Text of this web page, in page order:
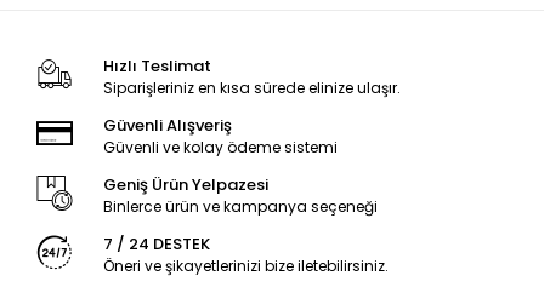
Hızlı Teslimat
Siparişleriniz en kısa sürede elinize ulaşır.
Güvenli Alışveriş
Güvenli ve kolay ödeme sistemi
Geniş Ürün Yelpazesi
Binlerce ürün ve kampanya seçeneği
7 / 24 DESTEK
Öneri ve şikayetlerinizi bize iletebilirsiniz.